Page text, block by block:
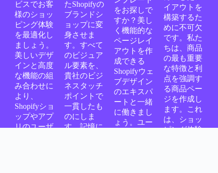
ビスでお客
様のショッ
ピング体験
を最適化し
ましょう。
美しいデザ
インと高度
な機能の組
み合わせに
より、
Shopifyショ
ップやアプ
リのユーザ
たShopifyの
ブランドシ
ョップに変
身させま
す。すべて
のビジュア
ル要素を、
貴社のビジ
ネスタッチ
ポイントで
一貫したも
のにしま
す。記憶に
をお探しで
すか？美し
く機能的な
ページレイ
アウトを作
成できる
Shopifyウェ
ブデザイン
のエキスパ
ートと一緒
に働きまし
ょう。ユー
イアウトを
構築するた
めに不可欠
です。私た
ちは、商品
の最も重要
な特徴と利
点を強調す
る商品ペー
ジを作成し
ます。これ
は、ショッ
ピング体験